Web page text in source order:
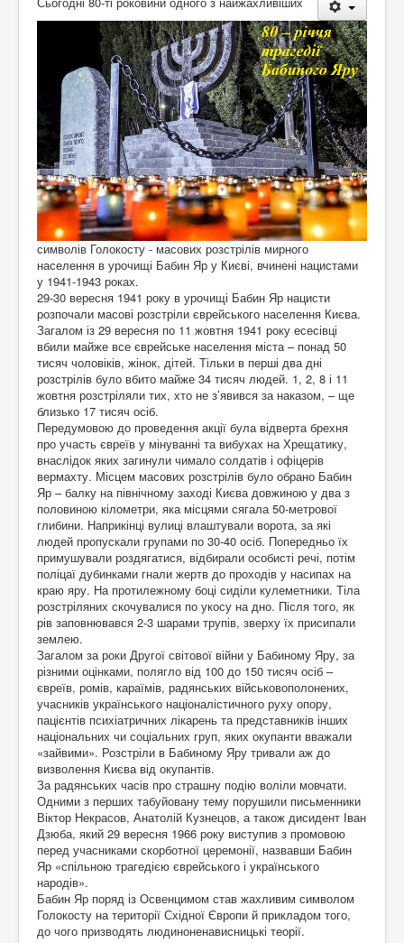
символів Голокосту - масових розстрілів мирного
населення в урочищі Бабин Яр у Києві, вчинені нацистами
у 1941-1943 роках.
29-30 вересня 1941 року в урочищі Бабин Яр нацисти
розпочали масові розстріли єврейського населення Києва.
Загалом із 29 вересня по 11 жовтня 1941 року есесівці
вбили майже все єврейське населення міста – понад 50
тисяч чоловіків, жінок, дітей. Тільки в перші два дні
розстрілів було вбито майже 34 тисяч людей. 1, 2, 8 і 11
жовтня розстріляли тих, хто не з’явився за наказом, – ще
близько 17 тисяч осіб.
Передумовою до проведення акції була відверта брехня
про участь євреїв у мінуванні та вибухах на Хрещатику,
внаслідок яких загинули чимало солдатів і офіцерів
вермахту. Місцем масових розстрілів було обрано Бабин
Яр – балку на північному заході Києва довжиною у два з
половиною кілометри, яка місцями сягала 50-метрової
глибини. Наприкінці вулиці влаштували ворота, за які
людей пропускали групами по 30-40 осіб. Попередньо їх
примушували роздягатися, відбирали особисті речі, потім
поліцаї дубинками гнали жертв до проходів у насипах на
краю яру. На протилежному боці сиділи кулеметники. Тіла
розстріляних скочувалися по укосу на дно. Після того, як
рів заповнювався 2-3 шарами трупів, зверху їх присипали
землею.
Загалом за роки Другої світової війни у Бабиному Яру, за
різними оцінками, полягло від 100 до 150 тисяч осіб –
євреїв, ромів, караїмів, радянських військовополонених,
учасників українського націоналістичного руху опору,
пацієнтів психіатричних лікарень та представників інших
національних чи соціальних груп, яких окупанти вважали
«зайвими». Розстріли в Бабиному Яру тривали аж до
визволення Києва від окупантів.
За радянських часів про страшну подію воліли мовчати.
Одними з перших табуйовану тему порушили письменники
Віктор Некрасов, Анатолій Кузнецов, а також дисидент Іван
Дзюба, який 29 вересня 1966 року виступив з промовою
перед учасниками скорботної церемонії, назвавши Бабин
Яр «спільною трагедією єврейського і українського
народів».
Бабин Яр поряд із Освенцимом став жахливим символом
Голокосту на території Східної Європи й прикладом того,
до чого призводять людиноненависницькі теорії.